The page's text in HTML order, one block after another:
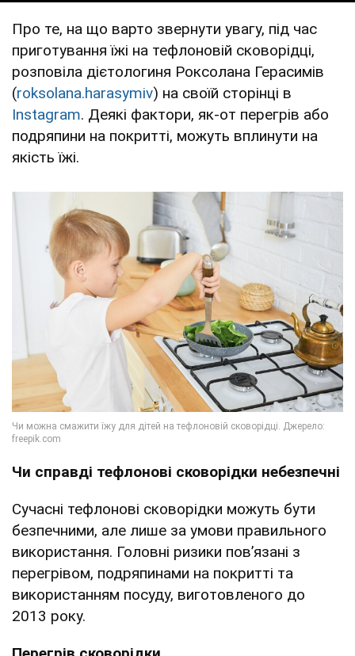
Про те, на що варто звернути увагу, під час
приготування їжі на тефлоновій сковорідці,
розповіла дієтологиня Роксолана Герасимів
(roksolana.harasymiv) на своїй сторінці в
Instagram. Деякі фактори, як-от перегрів або
подряпини на покритті, можуть вплинути на
якість їжі.
Чи справді тефлонові сковорідки небезпечні
Сучасні тефлонові сковорідки можуть бути
безпечними, але лише за умови правильного
використання. Головні ризики пов’язані з
перегрівом, подряпинами на покритті та
використанням посуду, виготовленого до
2013 року.